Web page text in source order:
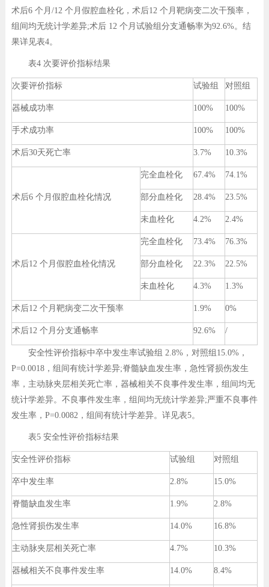
术后6 个月/12 个月假腔血栓化，术后12 个月靶病变二次干预率，
组间均无统计学差异;术后 12 个月试验组分支通畅率为92.6%。结
果详见表4。
表4 次要评价指标结果
次要评价指标 试验组 对照组
器械成功率 100% 100%
手术成功率 100% 100%
术后30天死亡率 3.7% 10.3%
术后6 个月假腔血栓化情况
完全血栓化 67.4% 74.1%
部分血栓化 28.4% 23.5%
未血栓化 4.2% 2.4%
术后12 个月假腔血栓化情况
完全血栓化 73.4% 76.3%
部分血栓化 22.3% 22.5%
未血栓化 4.3% 1.3%
术后12 个月靶病变二次干预率 1.9% 0%
术后12 个月分支通畅率 92.6% /
安全性评价指标中卒中发生率试验组 2.8%，对照组15.0%，
P=0.0018，组间有统计学差异;脊髓缺血发生率，急性肾损伤发生
率，主动脉夹层相关死亡率，器械相关不良事件发生率，组间均无
统计学差异。不良事件发生率，组间均无统计学差异;严重不良事件
发生率，P=0.0082，组间有统计学差异。详见表5。
表5 安全性评价指标结果
安全性评价指标 试验组 对照组
卒中发生率 2.8% 15.0%
脊髓缺血发生率 1.9% 2.8%
急性肾损伤发生率 14.0% 16.8%
主动脉夹层相关死亡率 4.7% 10.3%
器械相关不良事件发生率 14.0% 8.4%